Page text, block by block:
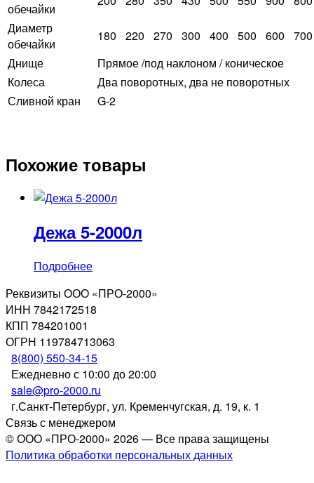
обечайки
Диаметр
обечайки
180 220 270 300 400 500 600
700
Днище
Прямое /под наклоном / коническое
Колеса
Два поворотных, два не поворотных
Сливной кран
G-2
Похожие товары
Дежа 5-2000л
Подробнее
Реквизиты ООО «ПРО-2000»
ИНН 7842172518
КПП 784201001
ОГРН 119784713063
8(800) 550-34-15
Ежедневно с 10:00 до 20:00
sale@pro-2000.ru
г.Санкт-Петербург, ул. Кременчугская, д. 19, к. 1
Связь с менеджером
© ООО «ПРО-2000» 2026 — Все права защищены
Политика обработки персональных данных